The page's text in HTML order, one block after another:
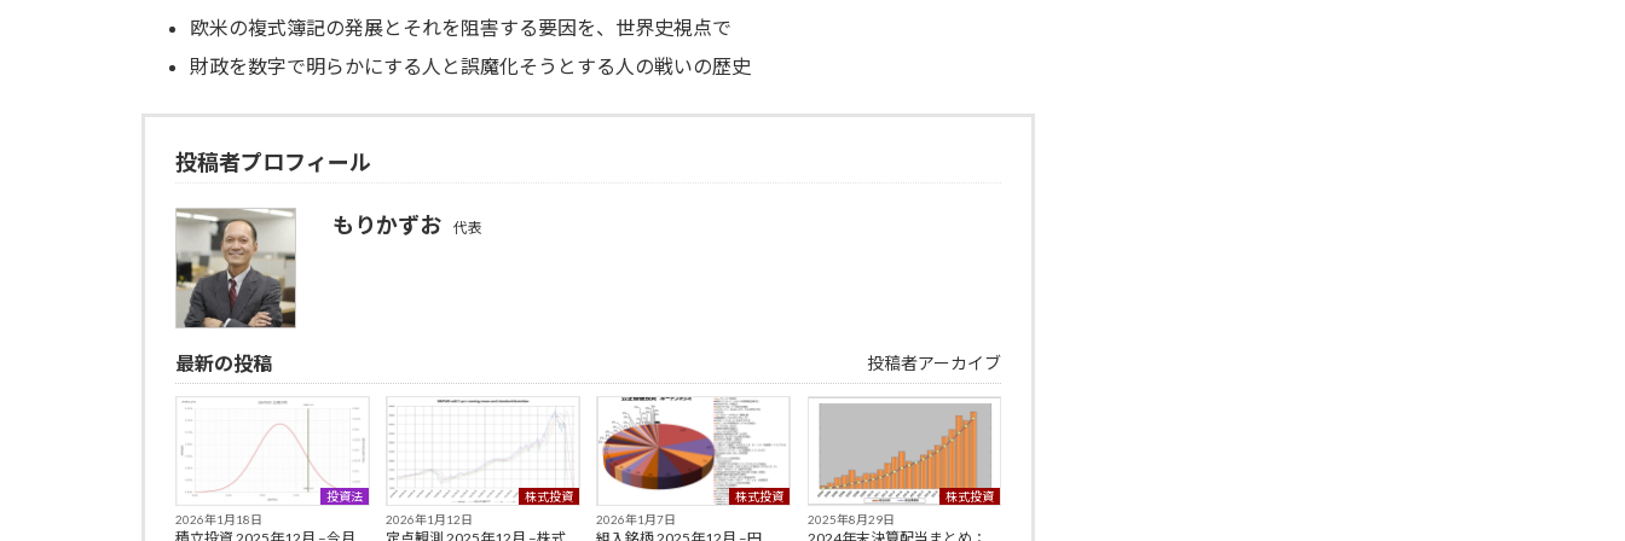
欧米の複式簿記の発展とそれを阻害する要因を、世界史視点で
財政を数字で明らかにする人と誤魔化そうとする人の戦いの歴史
投稿者プロフィール
もりかずお 代表
最新の投稿 投稿者アーカイブ
投資法
2026年1月18日
株式投資
2026年1月12日
株式投資
2026年1月7日
株式投資
2025年8月29日